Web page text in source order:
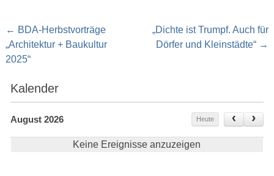
Post
navigation
← BDA-Herbstvorträge
„Architektur + Baukultur
2025“
„Dichte ist Trumpf. Auch für
Dörfer und Kleinstädte“ →
Kalender
August 2026 Heute
Keine Ereignisse anzuzeigen